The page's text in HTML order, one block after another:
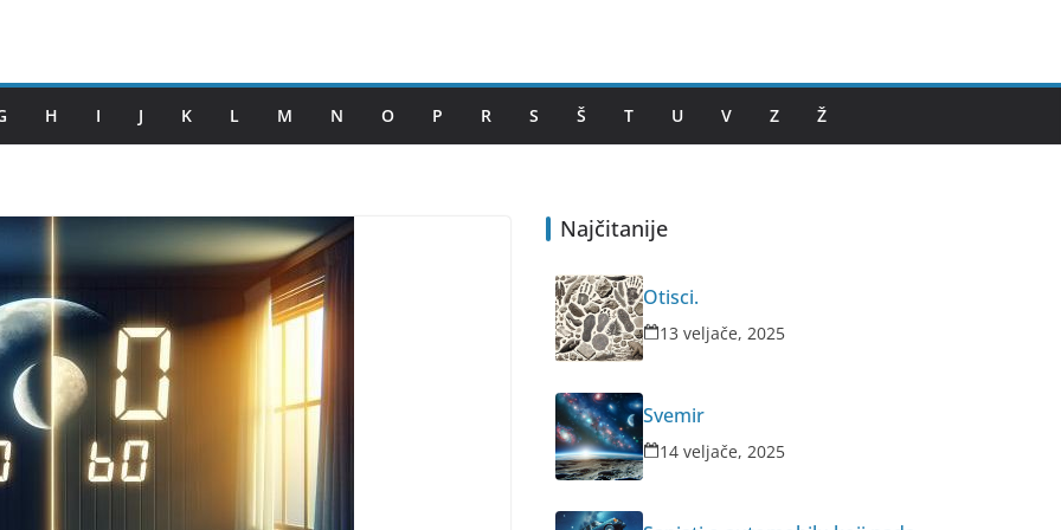
H I J K L M N O P R S Š T U V Z Ž
Najčitanije
Otisci.
13 veljače, 2025
Svemir
14 veljače, 2025